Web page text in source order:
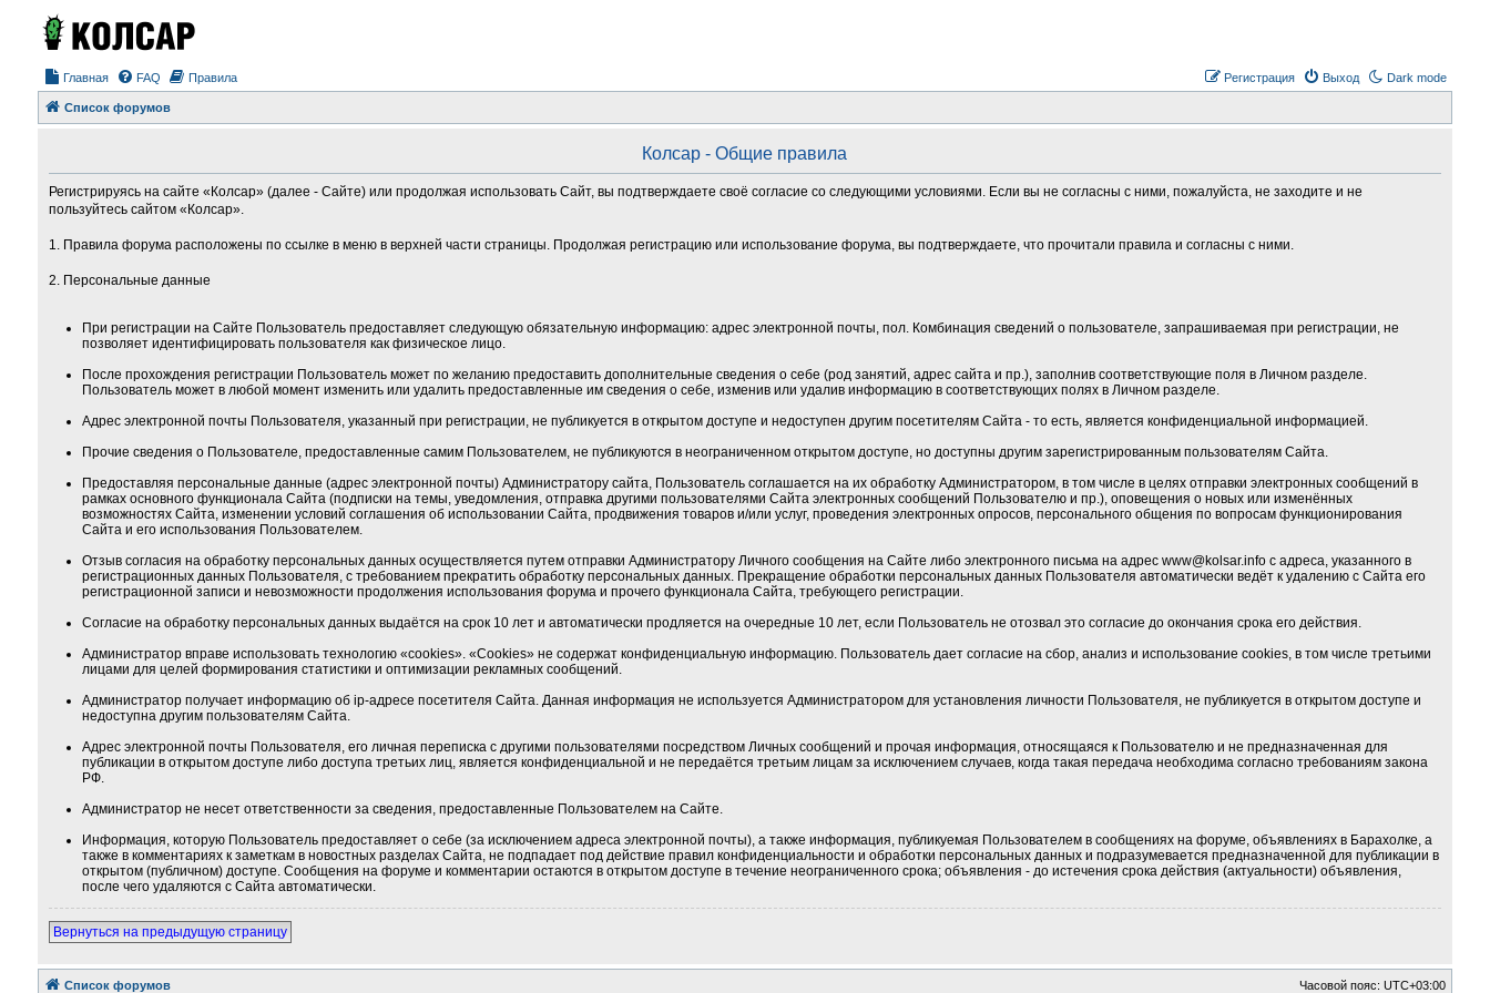
Главная Dark mode
FAQ Правила Выход
Регистрация
Список форумов
Колсар - Общие правила
Регистрируясь на сайте «Колсар» (далее - Сайте) или продолжая использовать Сайт, вы подтверждаете своё согласие со следующими условиями. Если вы не согласны с ними, пожалуйста, не заходите и не
пользуйтесь сайтом «Колсар».
1. Правила форума расположены по ссылке в меню в верхней части страницы. Продолжая регистрацию или использование форума, вы подтверждаете, что прочитали правила и согласны с ними.
2. Персональные данные
При регистрации на Сайте Пользователь предоставляет следующую обязательную информацию: адрес электронной почты, пол. Комбинация сведений о пользователе, запрашиваемая при регистрации, не
позволяет идентифицировать пользователя как физическое лицо.
После прохождения регистрации Пользователь может по желанию предоставить дополнительные сведения о себе (род занятий, адрес сайта и пр.), заполнив соответствующие поля в Личном разделе.
Пользователь может в любой момент изменить или удалить предоставленные им сведения о себе, изменив или удалив информацию в соответствующих полях в Личном разделе.
Адрес электронной почты Пользователя, указанный при регистрации, не публикуется в открытом доступе и недоступен другим посетителям Сайта - то есть, является конфиденциальной информацией.
Прочие сведения о Пользователе, предоставленные самим Пользователем, не публикуются в неограниченном открытом доступе, но доступны другим зарегистрированным пользователям Сайта.
Предоставляя персональные данные (адрес электронной почты) Администратору сайта, Пользователь соглашается на их обработку Администратором, в том числе в целях отправки электронных сообщений в
рамках основного функционала Сайта (подписки на темы, уведомления, отправка другими пользователями Сайта электронных сообщений Пользователю и пр.), оповещения о новых или изменённых
возможностях Сайта, изменении условий соглашения об использовании Сайта, продвижения товаров и/или услуг, проведения электронных опросов, персонального общения по вопросам функционирования
Сайта и его использования Пользователем.
Отзыв согласия на обработку персональных данных осуществляется путем отправки Администратору Личного сообщения на Сайте либо электронного письма на адрес www@kolsar.infoс адреса, указанного в
регистрационных данных Пользователя, с требованием прекратить обработку персональных данных. Прекращение обработки персональных данных Пользователя автоматически ведёт к удалению с Сайта его
регистрационной записи и невозможности продолжения использования форума и прочего функционала Сайта, требующего регистрации.
Согласие на обработку персональных данных выдаётся на срок 10 лет и автоматически продляется на очередные 10 лет, если Пользователь не отозвал это согласие до окончания срока его действия.
Администратор вправе использовать технологию «cookies». «Cookies» не содержат конфиденциальную информацию. Пользователь дает согласие на сбор, анализ и использование cookies, в том числе третьими
лицами для целей формирования статистики и оптимизации рекламных сообщений.
Администратор получает информацию об ip-адресе посетителя Сайта. Данная информация не используется Администратором для установления личности Пользователя, не публикуется в открытом доступе и
недоступна другим пользователям Сайта.
Адрес электронной почты Пользователя, его личная переписка с другими пользователями посредством Личных сообщений и прочая информация, относящаяся к Пользователю и не предназначенная для
публикации в открытом доступе либо доступа третьих лиц, является конфиденциальной и не передаётся третьим лицам за исключением случаев, когда такая передача необходима согласно требованиям закона
РФ.
Администратор не несет ответственности за сведения, предоставленные Пользователем на Сайте.
Информация, которую Пользователь предоставляет о себе (за исключением адреса электронной почты), а также информация, публикуемая Пользователем в сообщениях на форуме, объявлениях в Барахолке, а
также в комментариях к заметкам в новостных разделах Сайта, не подпадает под действие правил конфиденциальности и обработки персональных данных и подразумевается предназначенной для публикации в
открытом (публичном) доступе. Сообщения на форуме и комментарии остаются в открытом доступе в течение неограниченного срока; объявления - до истечения срока действия (актуальности) объявления,
после чего удаляются с Сайта автоматически.
Вернуться на предыдущую страницу
Список форумов Часовой пояс:UTC+03:00